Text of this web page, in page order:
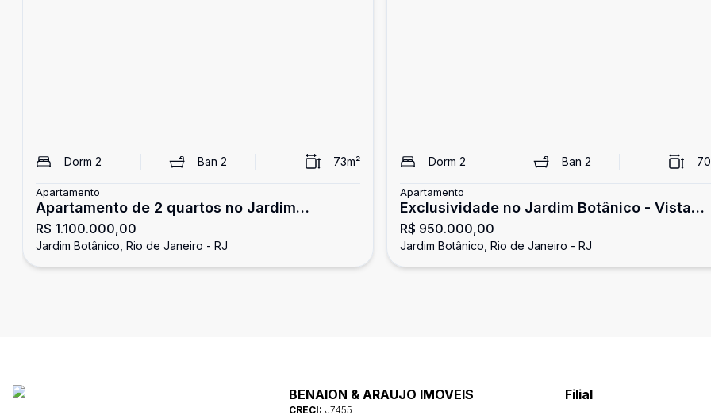
Dorm 2 Ban2 73m²
Apartamento
Apartamento de 2 quartos no Jardim
Botânico com excelente planta
R$ 1.100.000,00
Jardim Botânico, Rio de Janeiro - RJ
Dorm 2 Ban 2 70
Apartamento
Exclusividade no Jardim Botânico - Vista
Panorâmica para o Cristo Redentor e Lagoa!
R$ 950.000,00
Jardim Botânico, Rio de Janeiro - RJ
BENAION & ARAUJO IMOVEIS
CRECI: J7455
Filial